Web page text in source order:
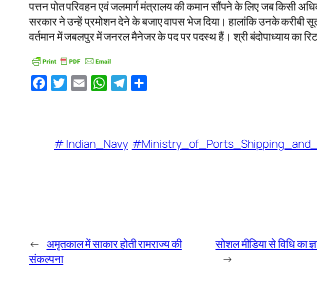
पत्तन पोत परिवहन एवं जलमार्ग मंत्रालय की कमान सौंपने के लिए जब किसी
सरकार ने उन्हें प्रमोशन देने के बजाए वापस भेज दिया। हालांकि उनके करीबी
वर्तमान में जबलपुर में जनरल मैनेजर के पद पर पदस्थ हैं। श्री बंदोपाध्याय का
Facebook
Twitter
EmailWhatsApp
Telegram
# Indian_Navy
← अमृतकाल में साकार होती रामराज्य की
संकल्पना
सोशल मीडिया से विधि का
→